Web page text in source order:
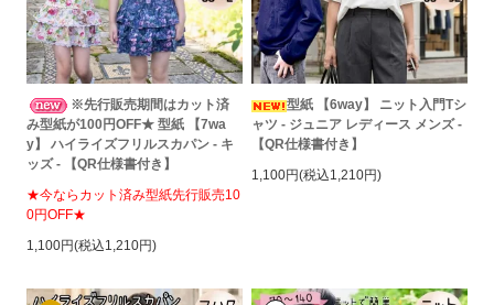
※先行販売期間はカット済
み型紙が100円OFF★ 型紙 【7wa
y】 ハイライズフリルスカパン - キ
ッズ - 【QR仕様書付き】
★今ならカット済み型紙先行販売10
0円OFF★
1,100円(税込1,210円)
型紙 【6way】 ニット入門Tシ
ャツ - ジュニア レディース メンズ -
【QR仕様書付き】
1,100円(税込1,210円)